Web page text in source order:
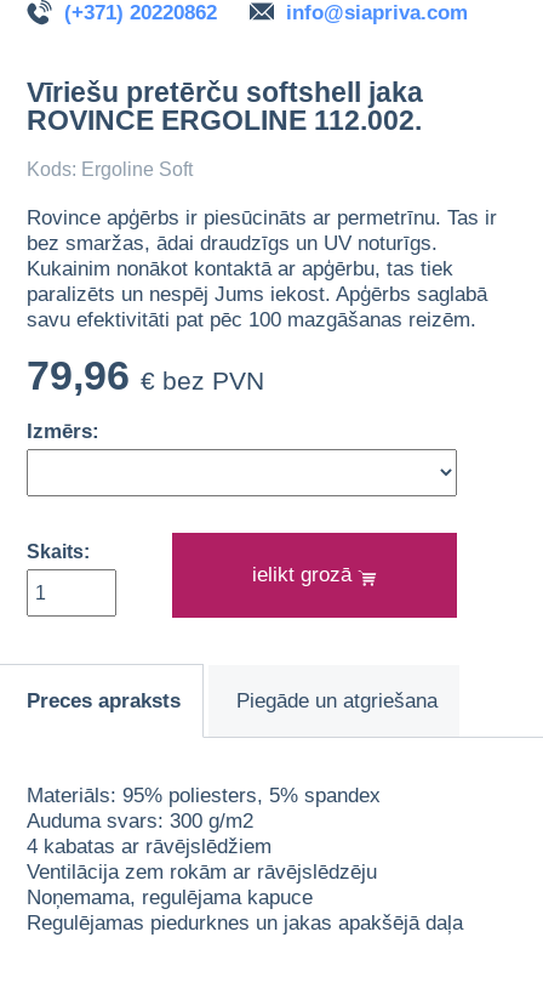
(+371) 20220862
info@siapriva.com
Vīriešu pretērču softshell jaka
ROVINCE ERGOLINE 112.002.
Kods: Ergoline Soft
Rovince apģērbs ir piesūcināts ar permetrīnu. Tas ir
bez smaržas, ādai draudzīgs un UV noturīgs.
Kukainim nonākot kontaktā ar apģērbu, tas tiek
paralizēts un nespēj Jums iekost. Apģērbs saglabā
savu efektivitāti pat pēc 100 mazgāšanas reizēm.
79,96 € bez PVN
Izmērs:
Skaits:
ielikt grozā
Preces apraksts Piegāde un atgriešana
Materiāls: 95% poliesters, 5% spandex
Auduma svars: 300 g/m2
4 kabatas ar rāvējslēdžiem
Ventilācija zem rokām ar rāvējslēdzēju
Noņemama, regulējama kapuce
Regulējamas piedurknes un jakas apakšējā daļa